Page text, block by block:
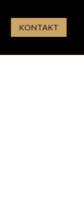
KONTAKT